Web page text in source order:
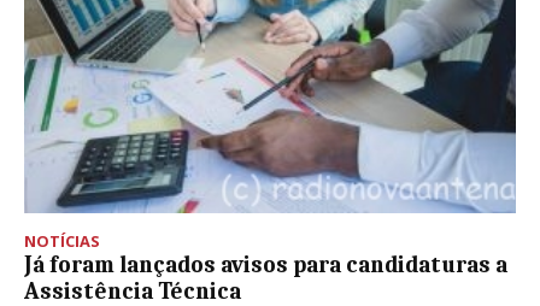
NOTÍCIAS
Já foram lançados avisos para candidaturas a
Assistência Técnica